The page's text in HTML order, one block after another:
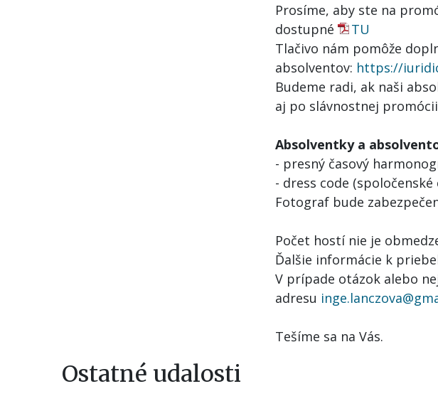
Prosíme, aby ste na
dostupné
TU
Tlačivo nám pomôže
absolventov: https://
Budeme radi, ak naši
aj po slávnostnej
Absolventky a
- presný časový
- dress code (spoločenské
Fotograf bude
Počet hostí nie je
Ďalšie informácie k
V prípade otázok alebo
adresu
Tešíme sa na Vás.
Ostatné udalosti